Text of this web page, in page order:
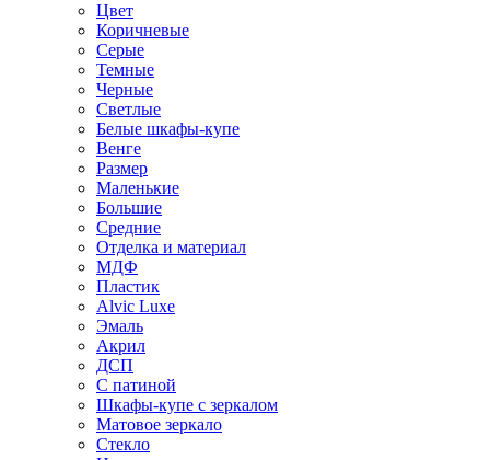
Цвет
Коричневые
Серые
Темные
Черные
Светлые
Белые шкафы-купе
Венге
Размер
Маленькие
Большие
Средние
Отделка и материал
МДФ
Пластик
Alvic Luxe
Эмаль
Акрил
ДСП
С патиной
Шкафы-купе с зеркалом
Матовое зеркало
Стекло